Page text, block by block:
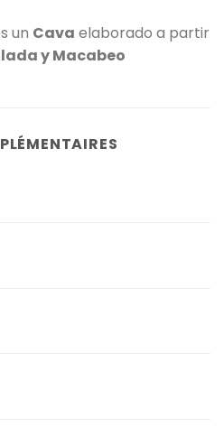
un Cava elaborado a partir
y Macabeo